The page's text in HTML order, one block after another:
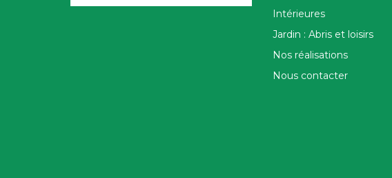
Intérieures
Jardin : Abris et loisirs
Nos réalisations
Nous contacter